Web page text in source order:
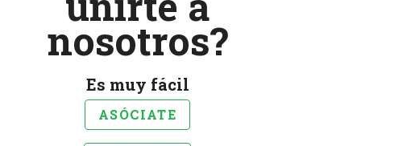
nosotros?
Es muy fácil
ASÓCIATE